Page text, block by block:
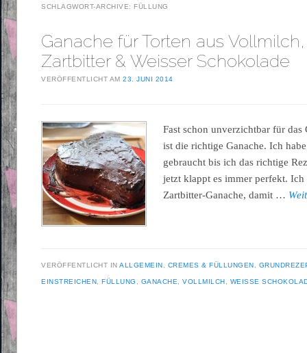
SCHLAGWORT-ARCHIVE: FÜLLUNG
Ganache für Torten aus Vollmilch,
Zartbitter & Weisser Schokolade
VERÖFFENTLICHT AM23. JUNI 2014
Fast schon unverzichtbar für
ist die richtige Ganache. Ich
gebraucht bis ich das richtige
jetzt klappt es immer perfekt.
Zartbitter-Ganache, damit …
VERÖFFENTLICHT INALLGEMEIN CREMES & FÜLLUNGEN
EINSTREICHEN ,FÜLLUNG GANACHE ,VOLLMILCH WEISSE